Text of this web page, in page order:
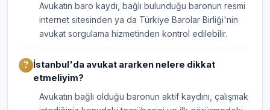
Avukatın baro kaydı, bağlı bulunduğu baronun resmi
internet sitesinden ya da Türkiye Barolar Birliği'nin
avukat sorgulama hizmetinden kontrol edilebilir.
İstanbul'da avukat ararken nelere dikkat
etmeliyim?
Avukatın bağlı olduğu baronun aktif kaydını, çalışmak